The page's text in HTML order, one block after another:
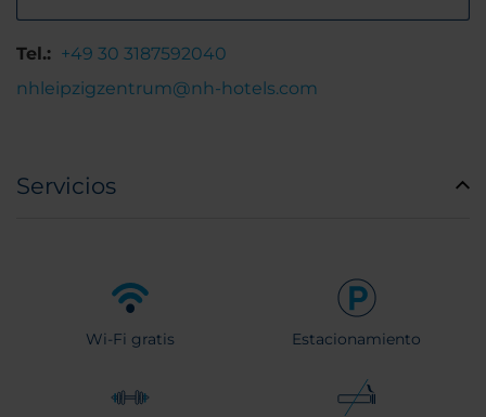
Tel.: +49 30 3187592040
nhleipzigzentrum@nh-hotels.com
Servicios
Wi-Fi gratis Estacionamiento